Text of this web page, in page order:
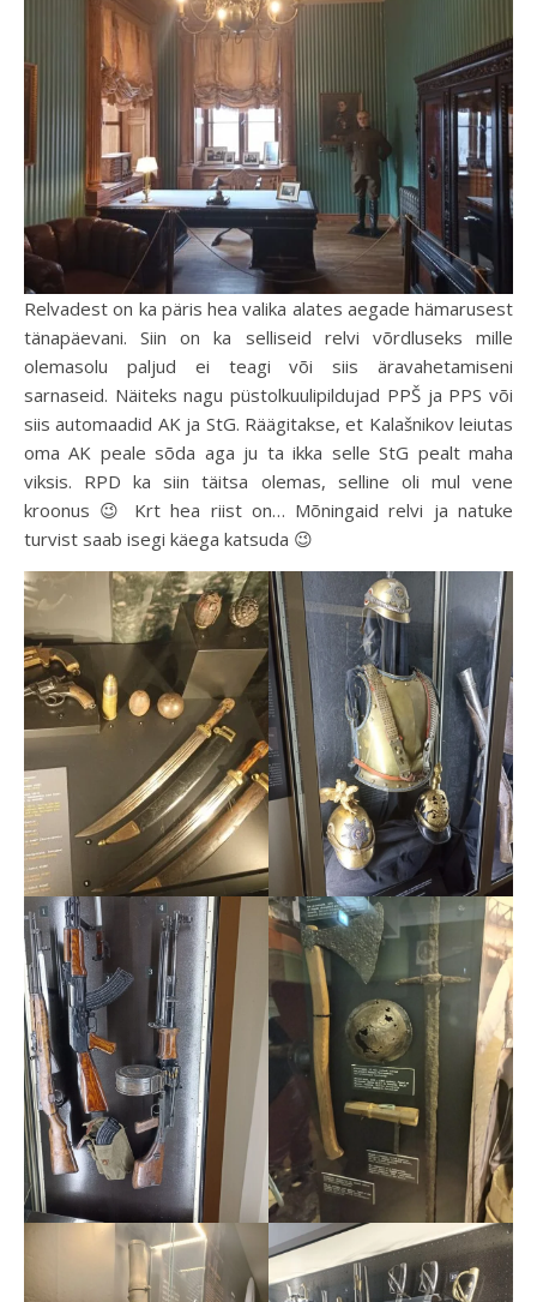
Relvadest on ka päris hea valika alates aegade hämarusest
tänapäevani. Siin on ka selliseid relvi võrdluseks mille
olemasolu paljud ei teagi või siis äravahetamiseni
sarnaseid. Näiteks nagu püstolkuulipildujad PPŠ ja PPS või
siis automaadid AK ja StG. Räägitakse, et Kalašnikov leiutas
oma AK peale sõda aga ju ta ikka selle StG pealt maha
viksis. RPD ka siin täitsa olemas, selline oli mul vene
kroonus 😉 Krt hea riist on… Mõningaid relvi ja natuke
turvist saab isegi käega katsuda 😉